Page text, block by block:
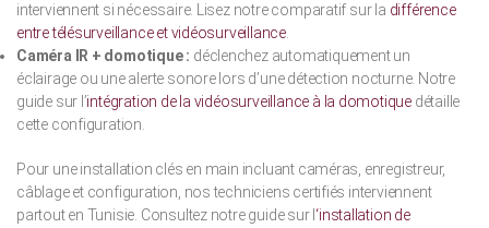
interviennent si nécessaire. Lisez notre comparatif sur la différence
entre télésurveillance et vidéosurveillance.
Caméra IR + domotique : déclenchez automatiquement un
éclairage ou une alerte sonore lors d’une détection nocturne. Notre
guide sur l’intégration de la vidéosurveillance à la domotiquedétaille
cette configuration.
Pour une installation clés en main incluant caméras, enregistreur,
câblage et configuration, nos techniciens certifiés interviennent
partout en Tunisie. Consultez notre guide sur l ‘installation de